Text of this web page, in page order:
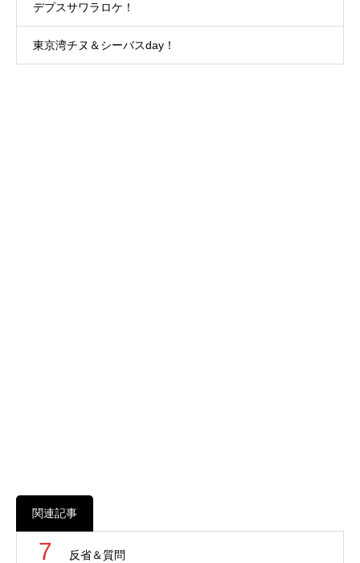
デプスサワラロケ！
東京湾チヌ＆シーバスday！
関連記事
7 反省＆質問